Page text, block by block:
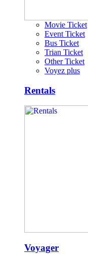
Movie Ticket
Event Ticket
Bus Ticket
Trian Ticket
Other Ticket
Voyez plus
Rentals
Voyager